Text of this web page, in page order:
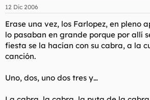
12 Dic 2006
Erase una vez, los Farlopez, en pleno
lo pasaban en grande porque por allí
fiesta se la hacían con su cabra, a la
canción.
Uno, dos, uno dos tres y…